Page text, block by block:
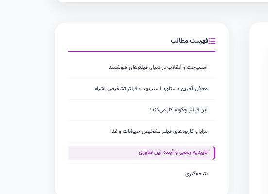
فهرست مطالب
اسنپ‌چت و انقلاب در دنیای فیلترهای هوشمند
معرفی آخرین دستاورد اسنپ‌چت: فیلتر تشخیص اشیاء
این فیلتر چگونه کار می‌کند؟
مزایا و کاربردهای فیلتر تشخیص حیوانات و غذا
تاییدیه رسمی و آینده این فناوری
نتیجه‌گیری